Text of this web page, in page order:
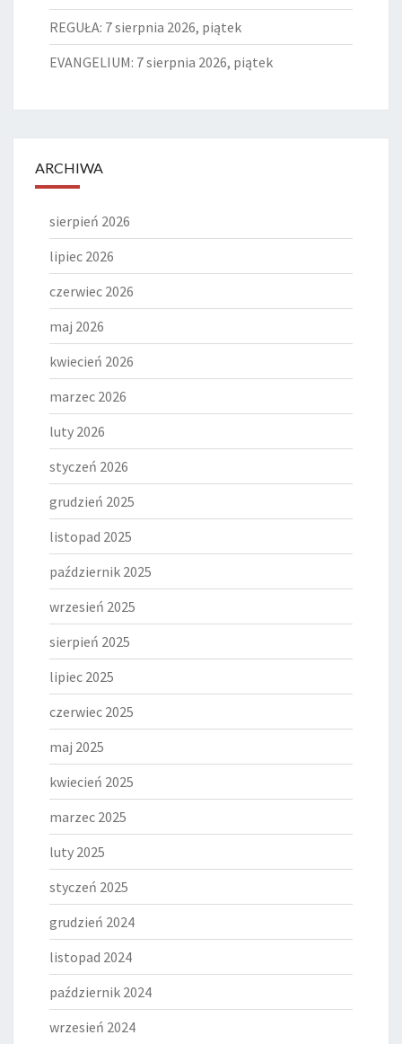
REGUŁA: 7 sierpnia 2026, piątek
EVANGELIUM: 7 sierpnia 2026, piątek
ARCHIWA
sierpień 2026
lipiec 2026
czerwiec 2026
maj 2026
kwiecień 2026
marzec 2026
luty 2026
styczeń 2026
grudzień 2025
listopad 2025
październik 2025
wrzesień 2025
sierpień 2025
lipiec 2025
czerwiec 2025
maj 2025
kwiecień 2025
marzec 2025
luty 2025
styczeń 2025
grudzień 2024
listopad 2024
październik 2024
wrzesień 2024